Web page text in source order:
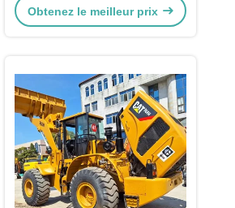
transport de briques
Obtenez le meilleur prix